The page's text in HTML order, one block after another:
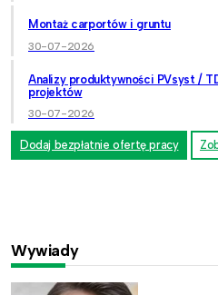
Montaż carportów i gruntu
30-07-2026
Analizy produktywności PVsyst /
projektów
30-07-2026
Dodaj bezpłatnie ofertę pracy
Wywiady